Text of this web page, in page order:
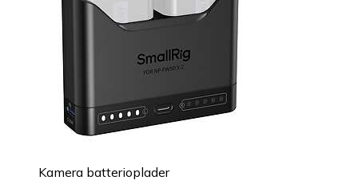
Kamera batterioplader